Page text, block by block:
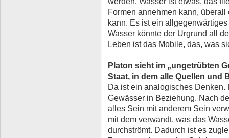
Formen annehmen kann,
kann. Es ist ein
Wasser könnte der Urgrund all
Leben ist das Mobile, das, was
Platon sieht im „ungetrübten
Staat, in dem alle Quellen und
Da ist ein analogisches Denken.
Gewässer in Beziehung. Nach
alles Sein mit anderem Sein
mit dem verwandt, was das
durchströmt. Dadurch ist es